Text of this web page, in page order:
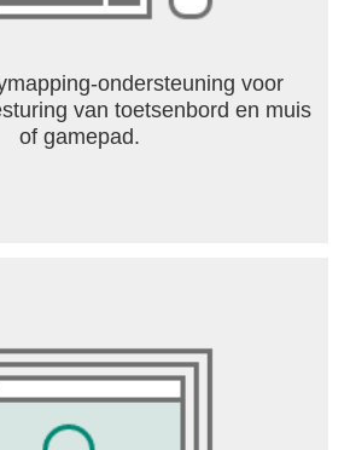
ondersteuning voor
van toetsenbord en muis
of gamepad.